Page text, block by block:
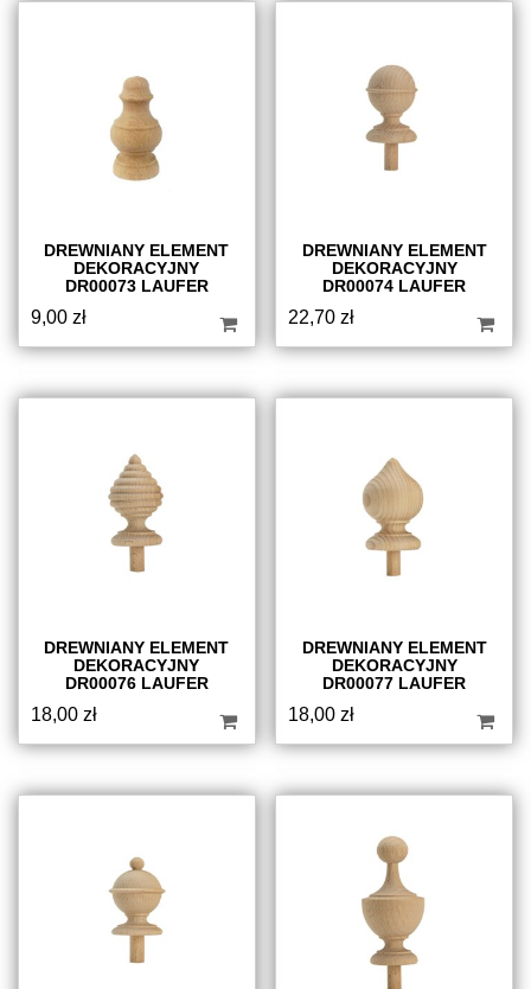
DREWNIANY ELEMENT
DEKORACYJNY
DR00073 LAUFER
9,00 zł
DREWNIANY ELEMENT
DEKORACYJNY
DR00074 LAUFER
22,70zł
DREWNIANY ELEMENT
DEKORACYJNY
DR00076 LAUFER
18,00 zł
DREWNIANY ELEMENT
DEKORACYJNY
DR00077 LAUFER
18,00zł